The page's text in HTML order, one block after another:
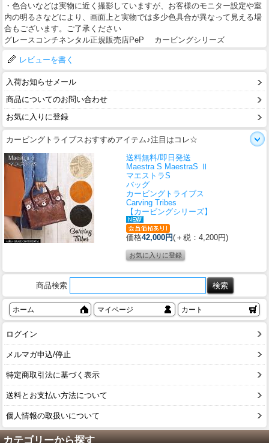
・色合いなどは実物に近く撮影していますが、お客様のモニター設定や室
内の明るさなどにより、画面上と実物では多少色具合が異なって見える場
合もございます。ご了承ください
グレースコンチネンタル正規販売店PeP カービングシリーズ
レビューを書く
入荷お知らせメール
商品についてのお問い合わせ
お気に入りに登録
カービングトライブスおすすめアイテム♪注目はコレ☆
送料無料/即日発送
Maestra S MaestraS Ⅱ
マエストラS
バッグ
カービングトライブス
Carving Tribes
【カービングシリーズ】
価格42,000円(＋税：4,200円)
商品検索
ホーム マイページ カート
ログイン
メルマガ申込/停止
特定商取引法に基づく表示
送料とお支払い方法について
個人情報の取扱いについて
カテゴリーから探す